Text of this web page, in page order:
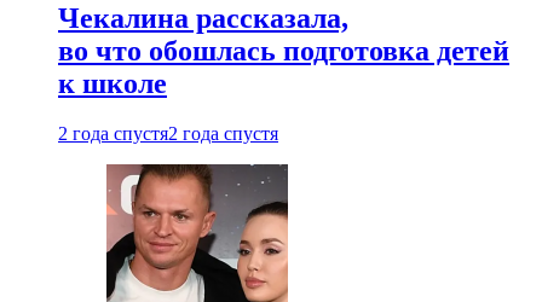
Чекалина рассказала,
во что обошлась подготовка детей
к школе
2 года спустя2 года спустя